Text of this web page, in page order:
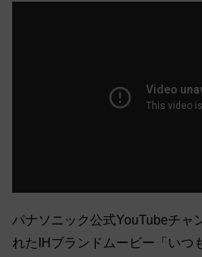
パナソニック公式YouTubeチャ
れたIHブランドムービー「いつ